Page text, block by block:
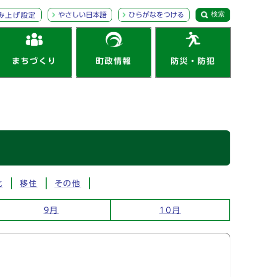
上げ設定 やさしい日本語 ひらがなをつける 検索
まちづくり 町政情報 防災・防犯
移住 その他
9月 10月